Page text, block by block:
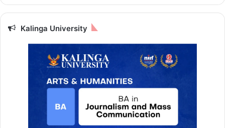
Kalinga University